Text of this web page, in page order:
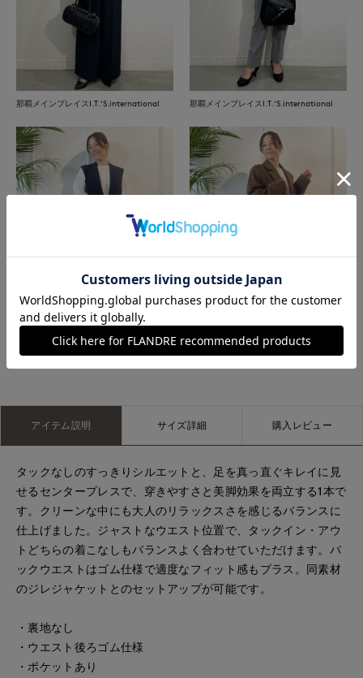
那覇メインプレイスI.T.'S.international 那覇メインプレイスI.T.'S.international
イネド三井アウトレットパーク多摩南大沢
イネド三井アウトレットパーク多摩南大沢
アイテム説明 サイズ詳細 購入レビュー
タックなしのすっきりシルエットと、足を真っ直ぐキレイに見
せるセンタープレスで、穿きやすさと美脚効果を両立する1本で
す。クリーンな中にも大人のリラックスさを感じるバランスに
仕上げました。ジャストなウエスト位置で、タックイン・アウ
トどちらの着こなしもバランスよく合わせていただけます。バ
ックウエストはゴム仕様で適度なフィット感もプラス。同素材
のジレジャケットとのセットアップが可能です。
・裏地なし
・ウエスト後ろゴム仕様
・ポケットあり